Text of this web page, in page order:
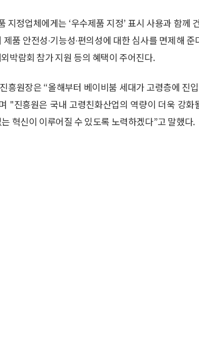
지정업체에게는 ‘우수제품 지정’ 표시 사용과 함께
품 안전성∙기능성∙편의성에 대한 심사를 면제해
박람회 참가 지원 등의 혜택이 주어진다.
흥원장은 “올해부터 베이비붐 세대가 고령층에 진
"진흥원은 국내 고령친화산업의 역량이 더욱 강화
혁신이 이루어질 수 있도록 노력하겠다”고 말했다.